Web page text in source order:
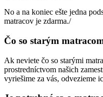
No a na koniec ešte jedna
matracov je zdarma./
Čo so starým
Ak neviete čo so starými
prostredníctvom našich
vyriešime za vás, odvezieme